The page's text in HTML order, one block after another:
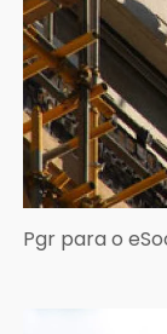
Pgr para o